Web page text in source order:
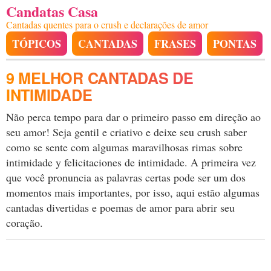
Candatas Casa
Cantadas quentes para o crush e declarações de amor
TÓPICOS CANTADAS FRASES PONTAS
9 MELHOR CANTADAS DE
INTIMIDADE
Não perca tempo para dar o primeiro passo em direção ao
seu amor! Seja gentil e criativo e deixe seu crush saber
como se sente com algumas maravilhosas rimas sobre
intimidade y felicitaciones de intimidade. A primeira vez
que você pronuncia as palavras certas pode ser um dos
momentos mais importantes, por isso, aqui estão algumas
cantadas divertidas e poemas de amor para abrir seu
coração.